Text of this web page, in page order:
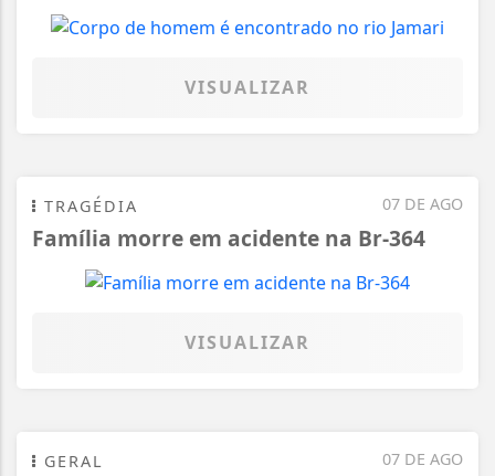
VISUALIZAR
07 DE AGO
TRAGÉDIA
Família morre em acidente na Br-364
VISUALIZAR
07 DE AGO
GERAL